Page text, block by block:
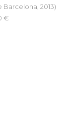
Barcelona, 2013)
€